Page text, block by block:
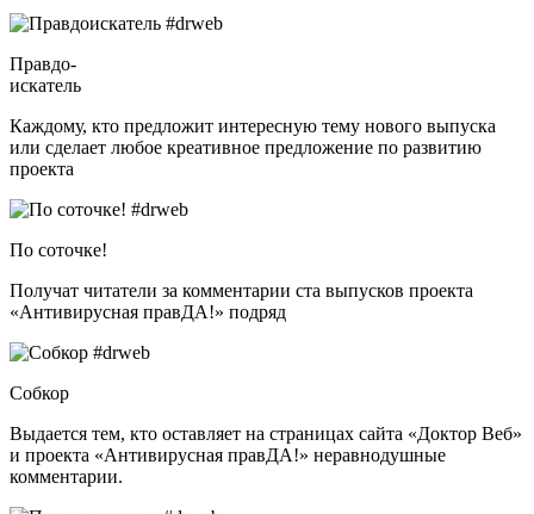
Правдо-
искатель
Каждому, кто предложит интересную тему нового выпуска
или сделает любое креативное предложение по развитию
проекта
По соточке!
Получат читатели за комментарии ста выпусков проекта
«Антивирусная правДА!» подряд
Собкор
Выдается тем, кто оставляет на страницах сайта «Доктор Веб»
и проекта «Антивирусная правДА!» неравнодушные
комментарии.